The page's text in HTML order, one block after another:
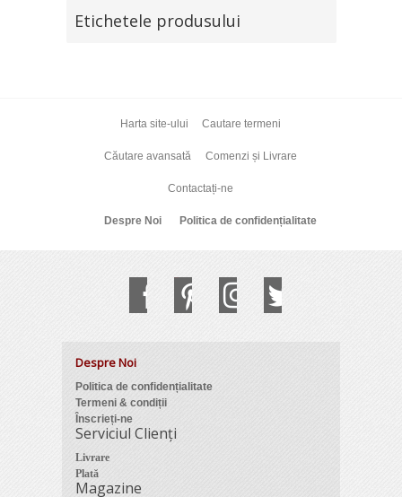
Etichetele produsului
Harta site-ului Cautare termeni
Căutare avansată Comenzi și Livrare
Contactați-ne
Despre Noi Politica de confidențialitate
Despre Noi
Politica de confidențialitate
Termeni & condiții
Înscrieți-ne
Serviciul Clienți
Livrare
Plată
Magazine